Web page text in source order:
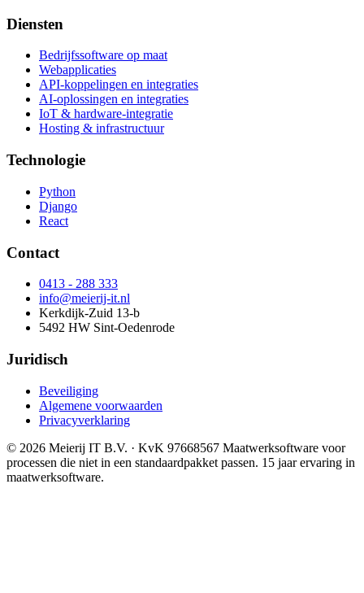
Diensten
Bedrijfssoftware op maat
Webapplicaties
API-koppelingen en integraties
AI-oplossingen en integraties
IoT & hardware-integratie
Hosting & infrastructuur
Technologie
Python
Django
React
Contact
0413 - 288 333
info@meierij-it.nl
Kerkdijk-Zuid 13-b
5492 HW Sint-Oedenrode
Juridisch
Beveiliging
Algemene voorwaarden
Privacyverklaring
© 2026 Meierij IT B.V. · KvK 97668567 Maatwerksoftware voor
processen die niet in een standaardpakket passen. 15 jaar ervaring in
maatwerksoftware.